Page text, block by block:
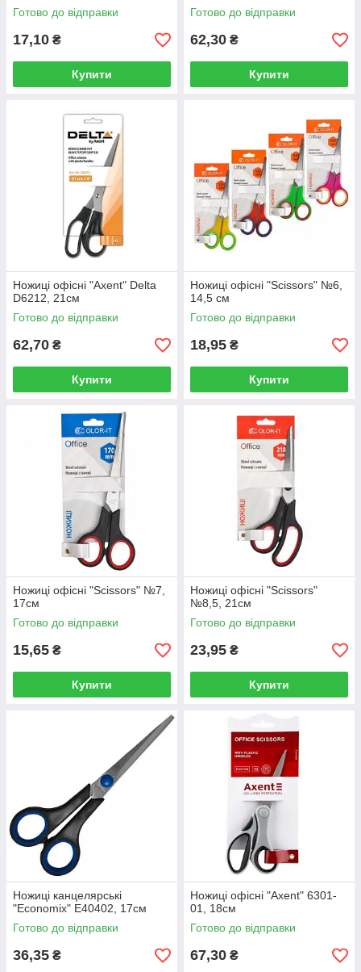
Готово до відправки
17,10 ₴
Купити
Готово до відправки
62,30 ₴
Купити
Ножиці офісні "Axent" Delta
D6212, 21см
Готово до відправки
62,70 ₴
Купити
Ножиці офісні "Scissors" №6,
14,5 см
Готово до відправки
18,95 ₴
Купити
Ножиці офісні "Scissors" №7,
17см
Готово до відправки
15,65 ₴
Купити
Ножиці офісні "Scissors"
№8,5, 21см
Готово до відправки
23,95 ₴
Купити
Ножиці канцелярські
"Economix" Е40402, 17см
Готово до відправки
36,35 ₴
Ножиці офісні "Axent" 6301-
01, 18см
Готово до відправки
67,30 ₴